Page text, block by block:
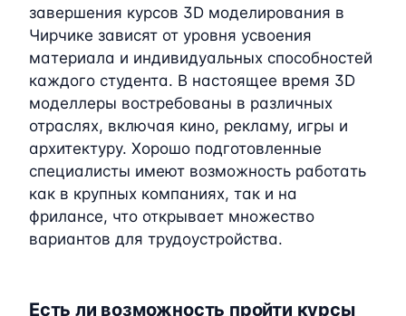
завершения курсов 3D моделирования в
Чирчике зависят от уровня усвоения
материала и индивидуальных способностей
каждого студента. В настоящее время 3D
моделлеры востребованы в различных
отраслях, включая кино, рекламу, игры и
архитектуру. Хорошо подготовленные
специалисты имеют возможность работать
как в крупных компаниях, так и на
фрилансе, что открывает множество
вариантов для трудоустройства.
Есть ли возможность пройти курсы